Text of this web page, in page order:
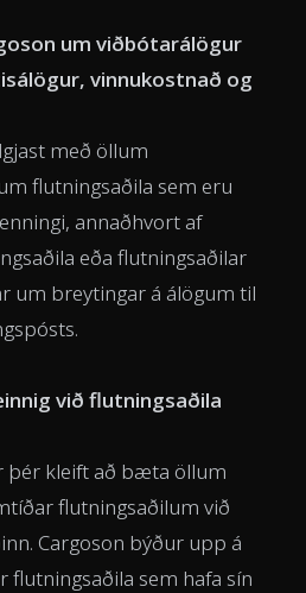
um viðbótarálögur
vinnukostnað og
með öllum
flutningsaðila sem eru
annaðhvort af
eða flutningsaðilar
um breytingar á álögum til
við flutningsaðila
þér kleift að bæta öllum
flutningsaðilum við
Cargoson býður upp á
sem hafa sín